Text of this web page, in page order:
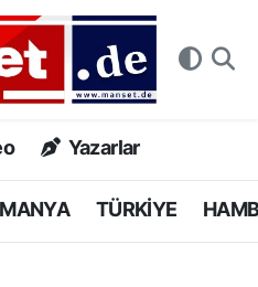
Yazarlar
TÜRKİYE